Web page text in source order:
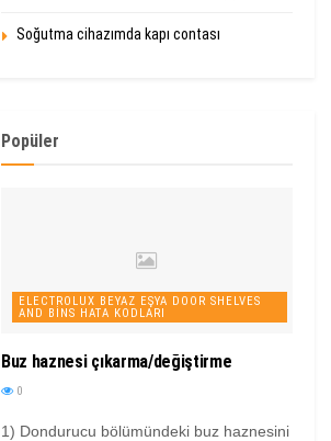
Soğutma cihazımda kapı contası
Popüler
ELECTROLUX BEYAZ EŞYA DOOR SHELVES
AND BINS HATA KODLARI
Buz haznesi çıkarma/değiştirme
0
1) Dondurucu bölümündeki buz haznesini